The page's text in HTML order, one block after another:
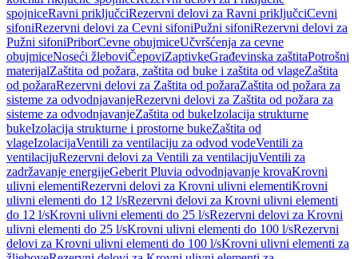
spojniceRavni priključciRezervni delovi za Ravni priključciCevni
sifoniRezervni delovi za Cevni sifoniPužni sifoniRezervni delovi za
Pužni sifoniPriborCevne obujmiceUčvršćenja za cevne
obujmiceNoseći žleboviČepoviZaptivkeGrađevinska zaštitaPotrošni
materijalZaštita od požara, zaštita od buke i zaštita od vlageZaštita
od požaraRezervni delovi za Zaštita od požaraZaštita od požara za
sisteme za odvodnjavanjeRezervni delovi za Zaštita od požara za
sisteme za odvodnjavanjeZaštita od bukeIzolacija strukturne
bukeIzolacija strukturne i prostorne bukeZaštita od
vlageIzolacijaVentili za ventilaciju za odvod vodeVentili za
ventilacijuRezervni delovi za Ventili za ventilacijuVentili za
zadržavanje energijeGeberit Pluvia odvodnjavanje krovaKrovni
ulivni elementiRezervni delovi za Krovni ulivni elementiKrovni
ulivni elementi do 12 l/sRezervni delovi za Krovni ulivni elementi
do 12 l/sKrovni ulivni elementi do 25 l/sRezervni delovi za Krovni
ulivni elementi do 25 l/sKrovni ulivni elementi do 100 l/sRezervni
delovi za Krovni ulivni elementi do 100 l/sKrovni ulivni elementi za